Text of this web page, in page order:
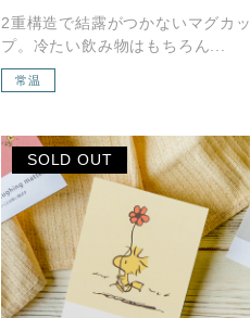
2重構造で結露がつかないマグカッ
プ。冷たい飲み物はもちろん...
常温
SOLD OUT